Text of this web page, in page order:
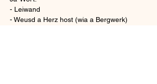
- Leiwand
- Weusd a Herz host (wia a Bergwerk)